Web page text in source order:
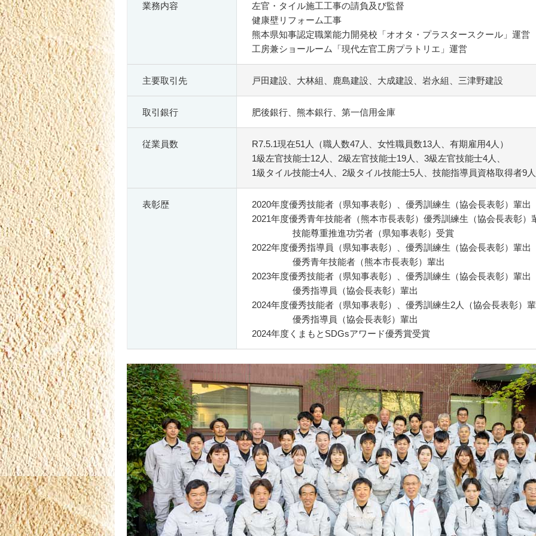
業務内容
左官・タイル施工工事の請負及び監督
健康壁リフォーム工事
熊本県知事認定職業能力開発校「オオタ・プラスタースクール」運営
工房兼ショールーム「現代左官工房プラトリエ」運営
主要取引先 戸田建設、大林組、鹿島建設、大成建設、岩永組、三津野建設
取引銀行 肥後銀行、熊本銀行、第一信用金庫
従業員数
R7.5.1現在51人（職人数47人、女性職員数13人、有期雇用4人）
1級左官技能士12人、2級左官技能士19人、3級左官技能士4人、
1級タイル技能士4人、2級タイル技能士5人、技能指導員資格取得者9人
表彰歴
2020年度優秀技能者（県知事表彰）、優秀訓練生（協会長表彰）輩出
2021年度優秀青年技能者（熊本市長表彰）優秀訓練生（協会長表彰）
技能尊重推進功労者（県知事表彰）受賞
2022年度優秀指導員（県知事表彰）、優秀訓練生（協会長表彰）輩出
優秀青年技能者（熊本市長表彰）輩出
2023年度優秀技能者（県知事表彰）、優秀訓練生（協会長表彰）輩出
優秀指導員（協会長表彰）輩出
2024年度優秀技能者（県知事表彰）、優秀訓練生2人（協会長表彰）
優秀指導員（協会長表彰）輩出
2024年度くまもとSDGsアワード優秀賞受賞